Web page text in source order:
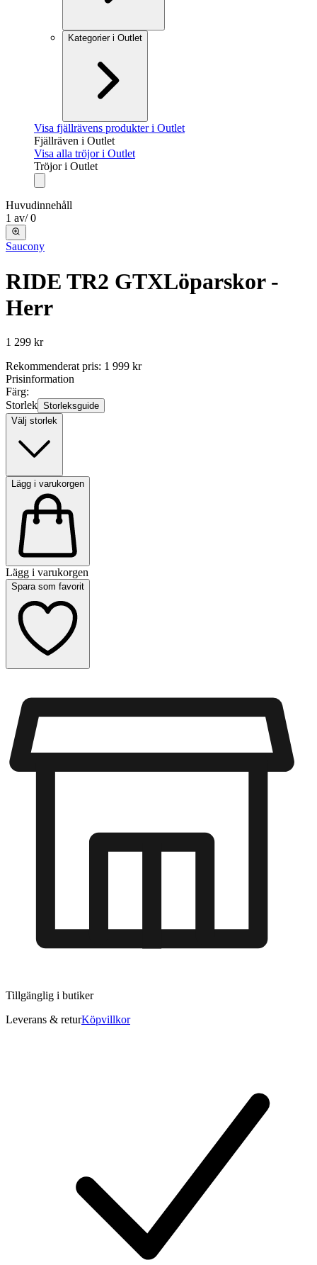
Kategorier i Outlet
Visa fjällrävens produkter i Outlet
Fjällräven i Outlet
Visa alla tröjor i Outlet
Tröjor i Outlet
Huvudinnehåll
1 av/ 0
Saucony
RIDE TR2 GTXLöparskor -
Herr
1 299 kr
Rekommenderat pris: 1 999 kr
Prisinformation
Färg:
Storlek Storleksguide
Välj storlek
Lägg i varukorgen
Lägg i varukorgen
Spara som favorit
Tillgänglig i butiker
Leverans & returKöpvillkor